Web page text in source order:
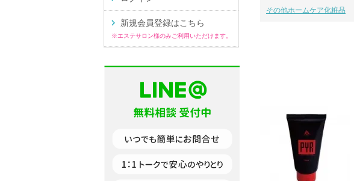
その他ホームケア化粧品
新規会員登録はこちら
※エステサロン様のみご利用いただけます。